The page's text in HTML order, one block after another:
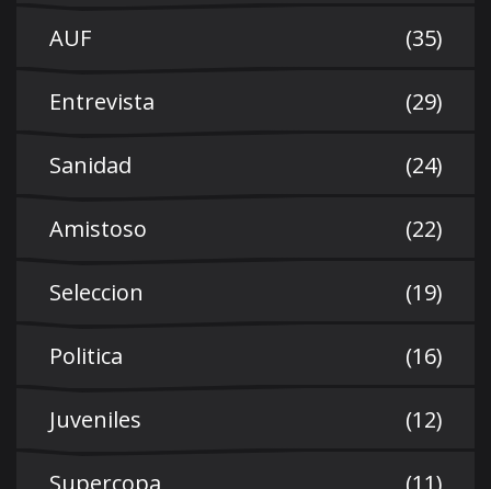
AUF (35)
Entrevista (29)
Sanidad (24)
Amistoso (22)
Seleccion (19)
Politica (16)
Juveniles (12)
Supercopa (11)